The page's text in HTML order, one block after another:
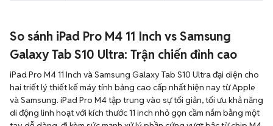
So sánh iPad Pro M4 11 Inch vs Samsung
Galaxy Tab S10 Ultra: Trận chiến đỉnh cao
iPad Pro M4 11 Inch và Samsung Galaxy Tab S10 Ultra đại diện cho
hai triết lý thiết kế máy tính bảng cao cấp nhất hiện nay từ Apple
và Samsung. iPad Pro M4 tập trung vào sự tối giản, tối ưu khả năng
di động linh hoạt với kích thước 11 inch nhỏ gọn cầm nắm bằng một